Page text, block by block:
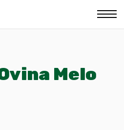
Melo